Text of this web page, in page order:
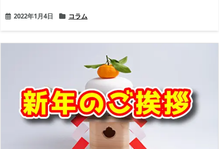
2022年1月4日 コラム